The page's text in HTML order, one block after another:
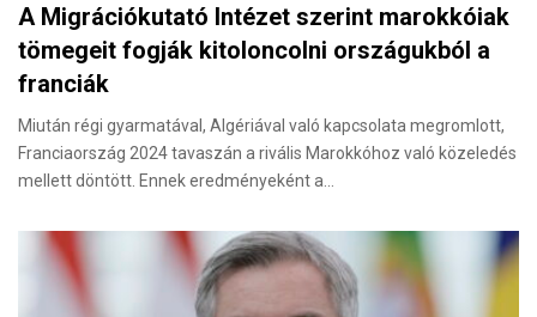
A Migrációkutató Intézet szerint marokkóiak
tömegeit fogják kitoloncolni országukból a
franciák
Miután régi gyarmatával, Algériával való kapcsolata megromlott,
Franciaország 2024 tavaszán a rivális Marokkóhoz való közeledés
mellett döntött. Ennek eredményeként a…